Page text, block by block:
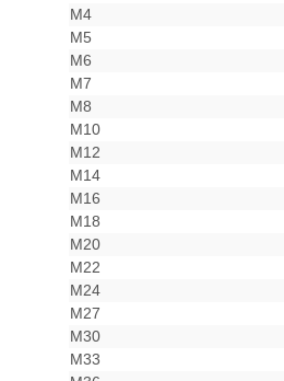
M4
M5
M6
M7
M8
M10
M12
M14
M16
M18
M20
M22
M24
M27
M30
M33